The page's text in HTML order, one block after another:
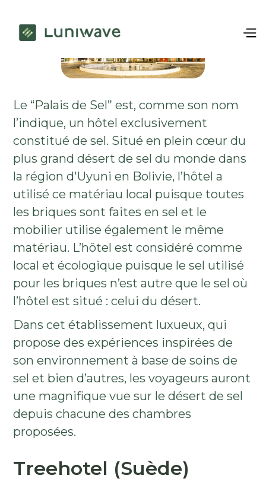
Le “Palais de Sel” est, comme son nom
l’indique, un hôtel exclusivement
constitué de sel. Situé en plein cœur du
plus grand désert de sel du monde dans
la région d'Uyuni en Bolivie, l’hôtel a
utilisé ce matériau local puisque toutes
les briques sont faites en sel et le
mobilier utilise également le même
matériau. L’hôtel est considéré comme
local et écologique puisque le sel utilisé
pour les briques n’est autre que le sel où
l’hôtel est situé : celui du désert.
Dans cet établissement luxueux, qui
propose des expériences inspirées de
son environnement à base de soins de
sel et bien d’autres, les voyageurs auront
une magnifique vue sur le désert de sel
depuis chacune des chambres
proposées.
Treehotel (Suède)